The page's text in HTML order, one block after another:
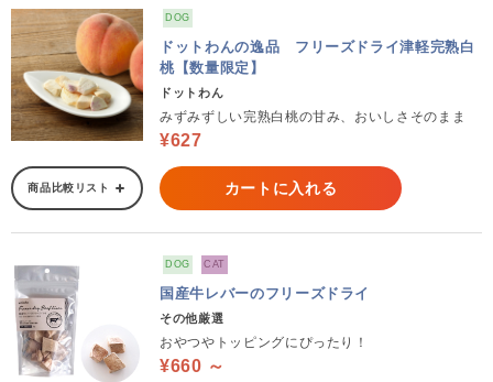
DOG
ドットわんの逸品 フリーズドライ津軽完熟白
桃【数量限定】
ドットわん
みずみずしい完熟白桃の甘み、おいしさそのまま
¥627
商品比較リスト カートに入れる
DOG CAT
国産牛レバーのフリーズドライ
その他厳選
おやつやトッピングにぴったり！
¥660 ～